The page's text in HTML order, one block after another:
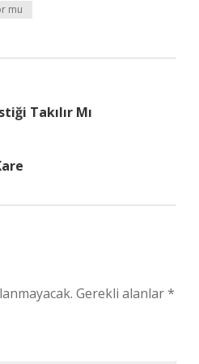
mu
Takılır Mı
Gerekli alanlar*